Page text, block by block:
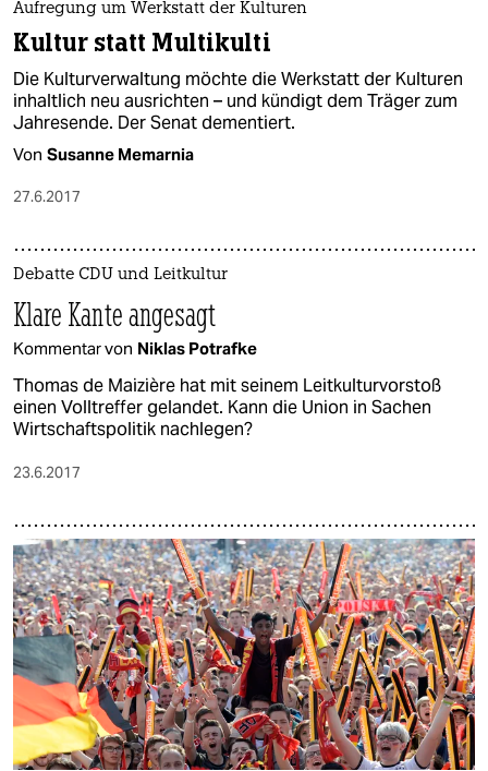
Aufregung um Werkstatt der Kulturen
Kultur statt Multikulti
Die Kulturverwaltung möchte die Werkstatt der Kulturen
inhaltlich neu ausrichten – und kündigt dem Träger zum
Jahresende. Der Senat dementiert.
Von Susanne Memarnia
27.6.2017
Debatte CDU und Leitkultur
Klare Kante angesagt
Kommentar von Niklas Potrafke
Thomas de Maizière hat mit seinem Leitkulturvorstoß
einen Volltreffer gelandet. Kann die Union in Sachen
Wirtschaftspolitik nachlegen?
23.6.2017